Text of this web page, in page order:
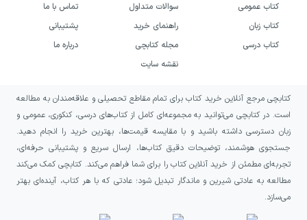
کتاب عمومی
کتاب زبان
کتاب درسی
سوالات متداول
راهنمای خرید
مجله کتابچی
نقشه سایت
تماس با ما
پشتیبانی
درباره ما
کتابچی مرجع آنلاین خرید کتاب برای تمام مقاطع تحصیلی و علاقه‌مندان به مطالعه
است. در کتابچی می‌توانید به مجموعه‌ای کامل از کتاب‌های درسی، کنکوری، عمومی و
زبان دسترسی داشته باشید و با مقایسه قیمت‌ها، بهترین خرید را انجام دهید.
جستجوی هوشمند، توضیحات دقیق کتاب‌ها، ارسال سریع و پشتیبانی حرفه‌ای،
تجربه‌ای مطمئن از خرید آنلاین کتاب را برای شما فراهم می‌کند. کتابچی کمک می‌کند
مطالعه به عادتی شیرین و ماندگار تبدیل شود؛ عادتی که با هر کتاب، آینده‌ای بهتر
می‌سازد.